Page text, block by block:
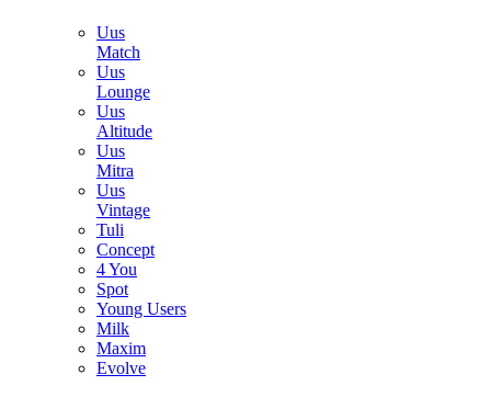
Uus
Match
Uus
Lounge
Uus
Altitude
Uus
Mitra
Uus
Vintage
Tuli
Concept
4 You
Spot
Young Users
Milk
Maxim
Evolve